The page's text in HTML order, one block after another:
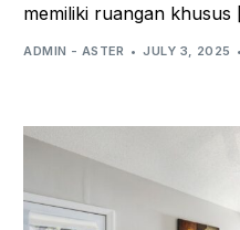
memiliki ruangan
ADMIN - ASTER JULY 3, 2025